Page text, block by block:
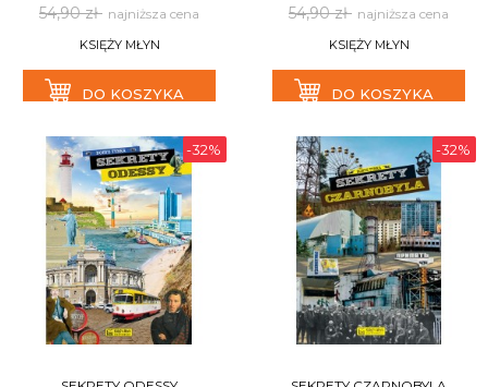
54,90 zł najniższa cena
KSIĘŻY MŁYN
DO KOSZYKA
54,90 zł najniższa cena
KSIĘŻY MŁYN
DO KOSZYKA
-32% -32%